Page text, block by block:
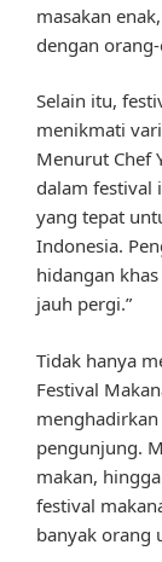
masakan
dengan
Selain itu,
menikmati
Menurut Chef
dalam festival
yang tepat
Indonesia.
hidangan
jauh pergi.”
Tidak hanya
Festival
pengunjung.
makan,
festival
banyak orang